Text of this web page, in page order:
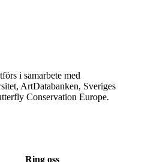
i samarbete med
ArtDatabanken, Sveriges
Conservation Europe.
Ring oss